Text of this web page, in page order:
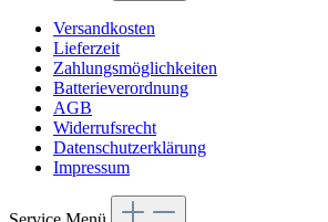
Versandkosten
Lieferzeit
Zahlungsmöglichkeiten
Batterieverordnung
AGB
Widerrufsrecht
Datenschutzerklärung
Impressum